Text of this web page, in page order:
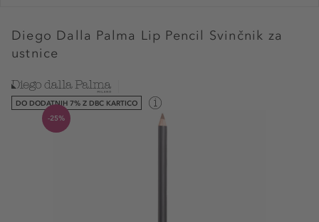
Diego Dalla Palma Lip Pencil Svinčnik za
ustnice
DO DODATNIH 7% Z DBC KARTICO
-25%